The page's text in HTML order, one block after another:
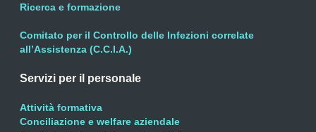
Ricerca e formazione
Comitato per il Controllo delle Infezioni correlate
all’Assistenza (C.C.I.A.)
Servizi per il personale
Attività formativa
Conciliazione e welfare aziendale